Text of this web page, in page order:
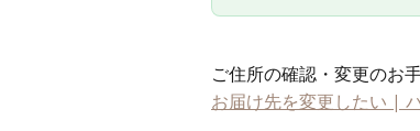
ご住所の確認・変更のお
お届け先を変更したい |